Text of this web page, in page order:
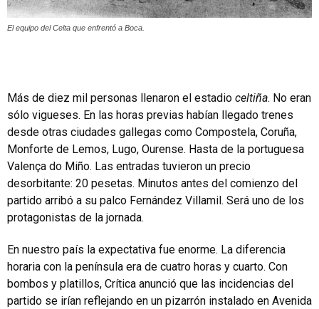
El equipo del Celta que enfrentó a Boca.
Más de diez mil personas llenaron el estadio celtiña. No eran
sólo vigueses. En las horas previas habían llegado trenes
desde otras ciudades gallegas como Compostela, Coruña,
Monforte de Lemos, Lugo, Ourense. Hasta de la portuguesa
Valença do Miño. Las entradas tuvieron un precio
desorbitante: 20 pesetas. Minutos antes del comienzo del
partido arribó a su palco Fernández Villamil. Será uno de los
protagonistas de la jornada.
En nuestro país la expectativa fue enorme. La diferencia
horaria con la península era de cuatro horas y cuarto. Con
bombos y platillos, Crítica anunció que las incidencias del
partido se irían reflejando en un pizarrón instalado en Avenida